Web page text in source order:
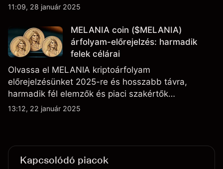
11:09, 28 január 2025
MELANIA coin ($MELANIA)
árfolyam-előrejelzés: harmadik
felek célárai
Olvassa el MELANIA kriptoárfolyam
előrejelzésünket 2025-re és hosszabb távra,
harmadik fél elemzők és piaci szakértők
véleményeivel kiegészítve.
13:12, 22 január 2025
Kapcsolódó piacok